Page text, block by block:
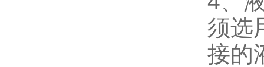
须选
接的